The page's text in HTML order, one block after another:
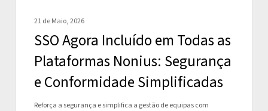
Simplificadas
21 de Maio, 2026
SSO Agora Incluído em Todas as
Plataformas Nonius: Segurança
e Conformidade Simplificadas
Reforça a segurança e simplifica a gestão de equipas com